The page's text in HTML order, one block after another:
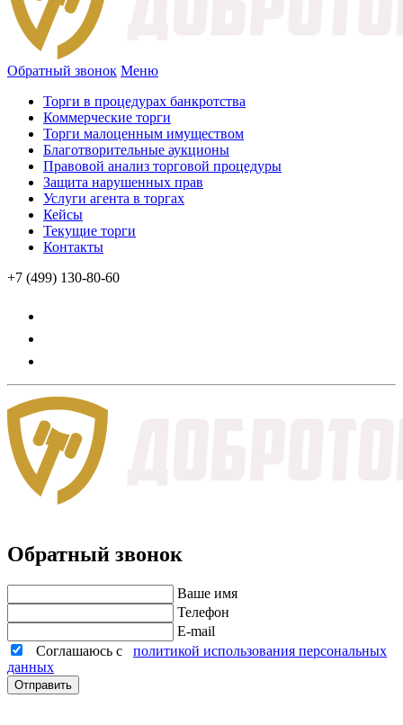
Обратный звонок Меню
Торги в процедурах банкротства
Коммерческие торги
Торги малоценным имуществом
Благотворительные аукционы
Правовой анализ торговой процедуры
Защита нарушенных прав
Услуги агента в торгах
Кейсы
Текущие торги
Контакты
+7 (499) 130-80-60
Обратный звонок
Ваше имя
Телефон
E-mail
Соглашаюсь с политикой использования персональных
данных
Отправить